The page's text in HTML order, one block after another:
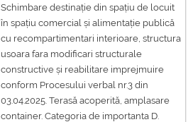
Schimbare destinație din spațiu de locuit
în spațiu comercial și alimentație publică
cu recompartimentari interioare, structura
usoara fara modificari structurale
constructive și reabilitare imprejmuire
conform Procesului verbal nr.3 din
03.04.2025. Terasă acoperită, amplasare
container. Categoria de importanta D.